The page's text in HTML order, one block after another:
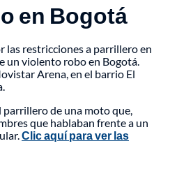
en Bogotá
las restricciones a parrillero en
un violento robo en Bogotá.
Arena, en el barrio El
parrillero de una moto que,
que hablaban frente a un
Clic aquí para ver las